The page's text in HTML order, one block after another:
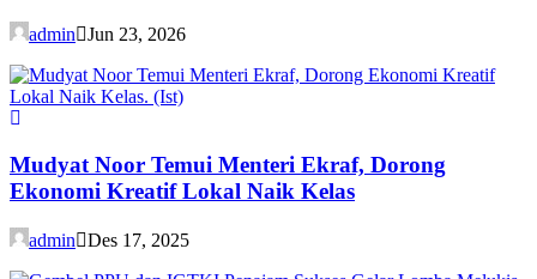
admin Jun 23, 2026
Mudyat Noor Temui Menteri Ekraf, Dorong
Ekonomi Kreatif Lokal Naik Kelas
admin Des 17, 2025